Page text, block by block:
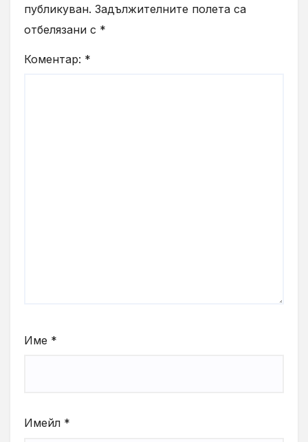
публикуван. Задължителните полета са
отбелязани с *
Коментар: *
Име *
Имейл *